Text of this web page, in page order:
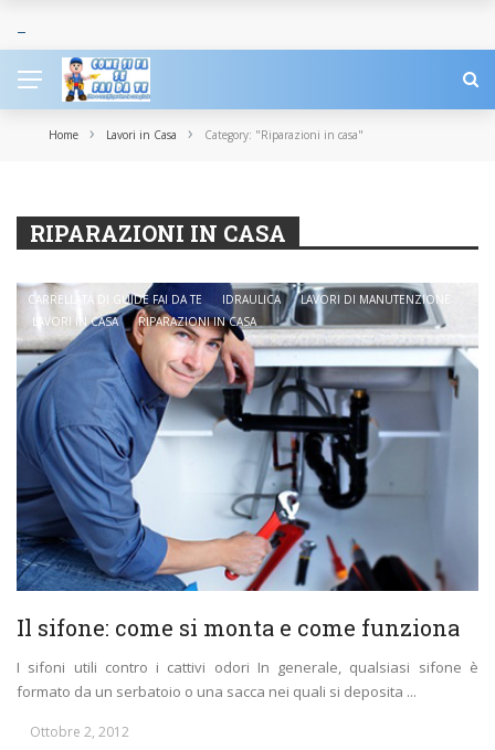
Home › Lavori in Casa › Category: "Riparazioni in casa"
RIPARAZIONI IN CASA
CARRELLATA DI GUIDE FAI DA TE IDRAULICA
LAVORI DI MANUTENZIONE
LAVORI IN CASA
RIPARAZIONI IN CASA
Il sifone: come si monta e come funziona
I sifoni utili contro i cattivi odori In generale, qualsiasi sifone è
formato da un serbatoio o una sacca nei quali si deposita ...
Ottobre 2, 2012